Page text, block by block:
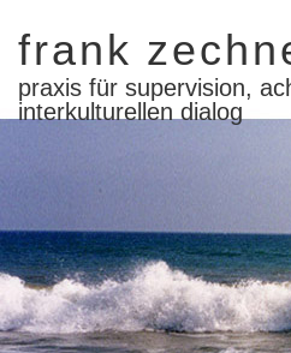
frank
praxis für supervision,
interkulturellen dialog